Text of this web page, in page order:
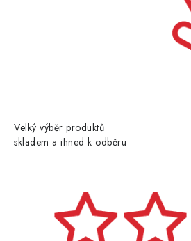
Velký výběr produktů
skladem a ihned k odběru